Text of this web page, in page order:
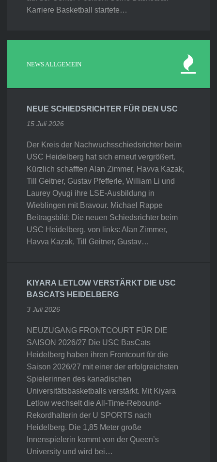
Karriere Basketball startete…
NEWS ALLGEMEIN
NEUE SCHIEDSRICHTER FÜR DEN USC
15 Juli 2026
Der Kreis der Nachwuchsschiedsrichter beim
USC Heidelberg hat sich erneut vergrößert.
Kürzlich schafften Alan Zimmer, Havva Kazak,
Till Geitner, Gustav Pfefferle, William Li und
Laurey Oyugi ihre LSE-Ausbildung in
Wieblingen mit Bravour. Michael Rappe
Beitragsbild: Die neuen Schiedsrichter beim
USC Heidelberg, von links: Alan Zimmer,
Havva Kazak, Till Geitner, Gustav…
KIYARA LETLOW VERSTÄRKT DIE USC
BASCATS HEIDELBERG
3 Juli 2026
NEUZUGANG FRONTCOURT FÜR DIE
SAISON 2026/27 Die USC BasCats
Heidelberg haben ihren Frontcourt für die
Saison 2026/27 mit einer der erfolgreichsten
Spielerinnen des kanadischen
Universitätsbasketballs verstärkt. Mit Kiyara
Letlow wechselt die All-Time-Rebound-
Rekordhalterin der U SPORTS nach
Heidelberg. Die 1,85 Meter große
Innenspielerin kommt von der Queen’s
University und wird bei…